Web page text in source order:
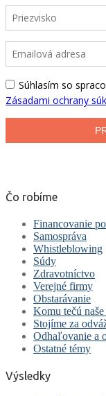
Čo robíme
Financovanie
Samospráva
Whistleblowing
Súdy
Zdravotníctvo
Verejné firmy
Obstarávanie
Komu tečú naše
Stojíme za
Odhaľovanie a
Ostatné témy
Výsledky